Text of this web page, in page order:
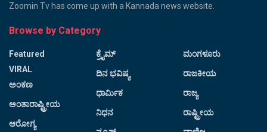
Zoomin Tv has come up with a Kannada news website.
Browse by Category
Featured
VIRAL
ಅಂಕಣ
ಅಂತಾರಾಷ್ಟ್ರೀಯ
ಆರೋಗ್ಯ
ಕ್ರೈಮ್
ದಿನ ಭವಿಷ್ಯ
ಧಾರ್ಮಿಕ
ನಿಧನ
ಮಂಗಳೂರು
ರಾಜಕೀಯ
ರಾಜ್ಯ
ರಾಷ್ಟ್ರೀಯ